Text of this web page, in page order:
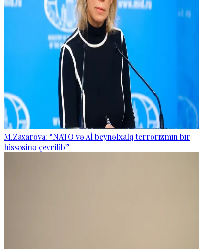
M.Zaxarova: “NATO və Aİ beynəlxalq terrorizmin bir
hissəsinə çevrilib”